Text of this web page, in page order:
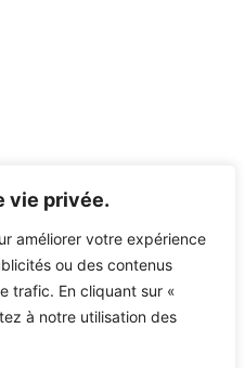
vie privée.
améliorer votre expérience
ou des contenus
trafic. En cliquant sur «
à notre utilisation des